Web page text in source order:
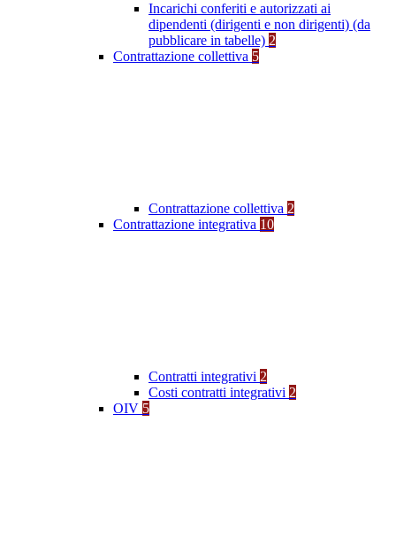
Incarichi conferiti e autorizzati ai
dipendenti (dirigenti e non dirigenti) (da
pubblicare in tabelle) 2
Contrattazione collettiva 5
Contrattazione collettiva 2
Contrattazione integrativa 10
Contratti integrativi 2
Costi contratti integrativi 2
OIV 5